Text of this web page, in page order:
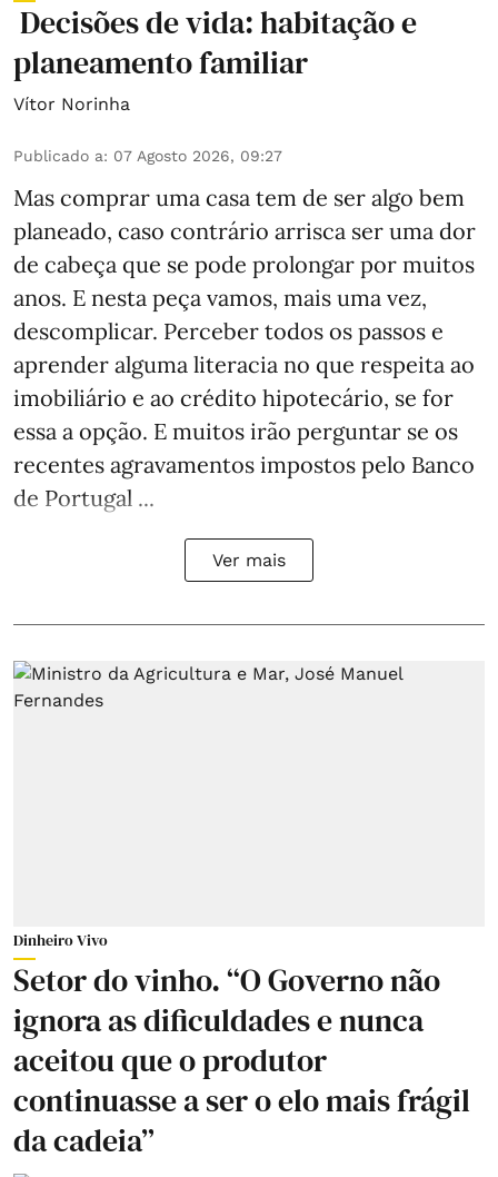
Decisões de vida: habitação e
planeamento familiar
Vítor Norinha
Publicado a: 07 Agosto 2026, 09:27
Mas comprar uma casa tem de ser algo bem
planeado, caso contrário arrisca ser uma dor
de cabeça que se pode prolongar por muitos
anos. E nesta peça vamos, mais uma vez,
descomplicar. Perceber todos os passos e
aprender alguma literacia no que respeita ao
imobiliário e ao crédito hipotecário, se for
essa a opção. E muitos irão perguntar se os
recentes agravamentos impostos pelo Banco
de Portugal ...
Ver mais
Dinheiro Vivo
Setor do vinho. “O Governo não
ignora as dificuldades e nunca
aceitou que o produtor
continuasse a ser o elo mais frágil
da cadeia”